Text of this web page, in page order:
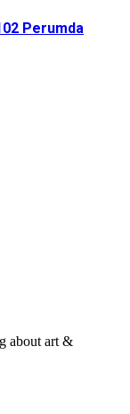
Perumda
about art &